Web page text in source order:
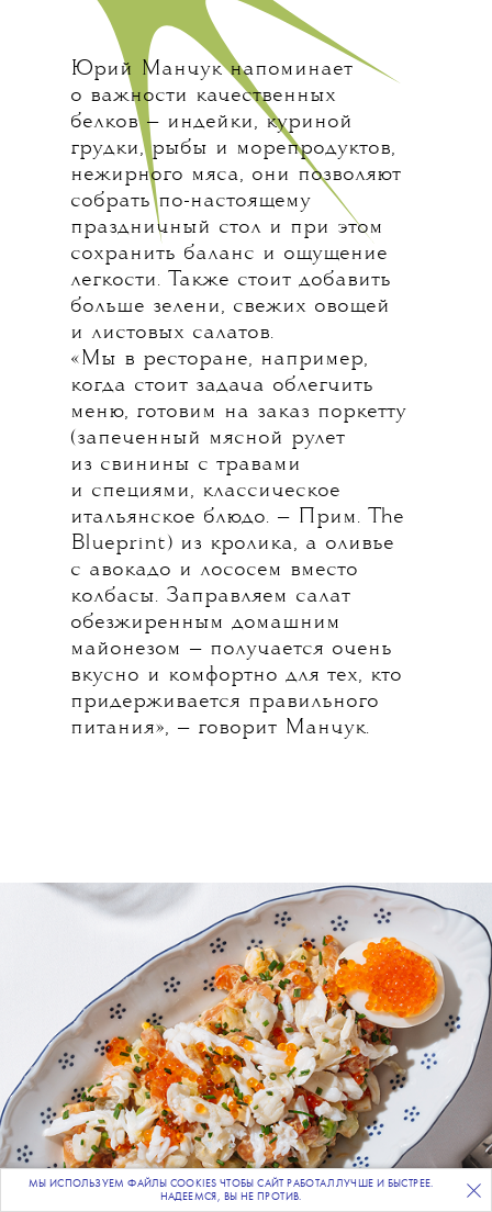
ПОДПИСЫВАЙТЕСЬНА НАШУ ВЕЧЕРНЮЮ РАССЫЛКУ
Юрий Манчук напоминает
о важности качественных
белков — индейки, куриной
грудки, рыбы и морепродуктов,
нежирного мяса, они позволяют
собрать по-настоящему
праздничный стол и при этом
сохранить баланс и ощущение
легкости. Также стоит добавить
больше зелени, свежих овощей
и листовых салатов.
«Мы в ресторане, например,
когда стоит задача облегчить
меню, готовим на заказ поркетту
(запеченный мясной рулет
из свинины с травами
и специями, классическое
итальянское блюдо. — Прим. The
Blueprint) из кролика, а оливье
с авокадо и лососем вместо
колбасы. Заправляем салат
обезжиренным домашним
майонезом — получается очень
вкусно и комфортно для тех, кто
придерживается правильного
питания», — говорит Манчук.
МЫ ИСПОЛЬЗУЕМ ФАЙЛЫ COOKIES ЧТОБЫ САЙТ РАБОТАЛ ЛУЧШЕ И БЫСТРЕЕ.
НАДЕЕМСЯ, ВЫ НЕ ПРОТИВ.